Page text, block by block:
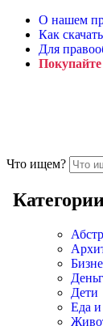
О нашем
Как
Для
Что ищем?
Дети
Еда